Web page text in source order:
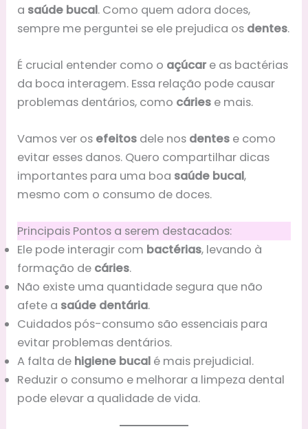
a saúde bucal. Como quem adora doces,
sempre me perguntei se ele prejudica os dentes.
É crucial entender como o açúcar e as bactérias
da boca interagem. Essa relação pode causar
problemas dentários, como cáries e mais.
Vamos ver os efeitos dele nos dentes e como
evitar esses danos. Quero compartilhar dicas
importantes para uma boa saúde bucal,
mesmo com o consumo de doces.
Principais Pontos a serem destacados:
Ele pode interagir com bactérias, levando à
formação de cáries.
Não existe uma quantidade segura que não
afete a saúde dentária.
Cuidados pós-consumo são essenciais para
evitar problemas dentários.
A falta de higiene bucal é mais prejudicial.
Reduzir o consumo e melhorar a limpeza dental
pode elevar a qualidade de vida.